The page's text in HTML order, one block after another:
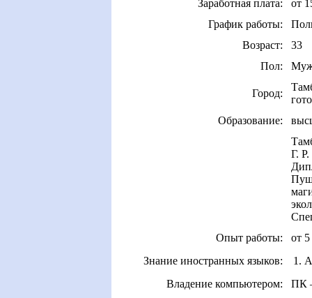
Заработная плата:
от
График работы:
Возраст:
33
Пол:
Город:
Образование:
Г.
Опыт работы:
от
Знание иностранных языков:
1.
Владение компьютером:
ПК